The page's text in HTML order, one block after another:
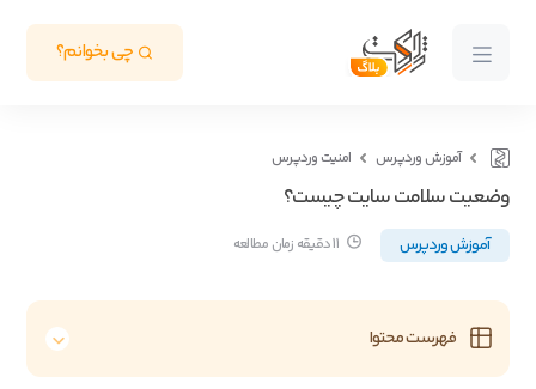
چی بخوانم؟
آموزش وردپرس امنیت وردپرس
وضعیت سلامت سایت چیست؟
آموزش وردپرس 11 دقیقه زمان مطالعه
فهرست محتوا